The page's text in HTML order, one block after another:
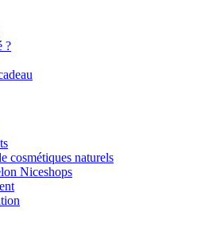
?
cosmétiques naturels
Niceshops